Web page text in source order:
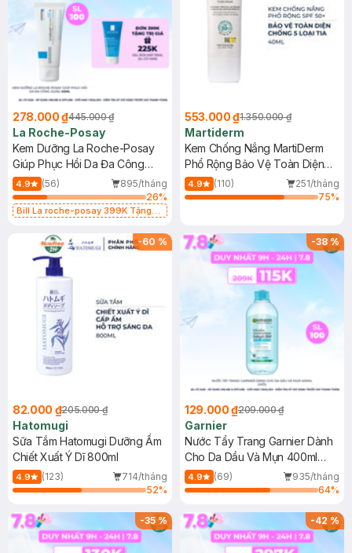
278.000 ₫445.000 ₫
La Roche-Posay
Kem Dưỡng La Roche-Posay
Giúp Phục Hồi Da Đa Công
Dụng 40ml
4.9 (56)
895/tháng
26%
Bill La roche-posay 399K Tặng
(SL có hạn)
553.000 ₫1.350.000 ₫
Martiderm
Kem Chống Nắng MartiDerm
Phổ Rộng Bảo Vệ Toàn Diện
40ml
4.9 (110)
251/tháng
75%
-60 %
82.000 ₫205.000 ₫
Hatomugi
Sữa Tắm Hatomugi Dưỡng Ẩm
Chiết Xuất Ý Dĩ 800ml
4.9 (123)
714/tháng
52%
-38%
129.000 ₫209.000 ₫
Garnier
Nước Tẩy Trang Garnier Dành
Cho Da Dầu Và Mụn 400ml
(Mới)
4.9 (69)
935/tháng
64%
-35% -42%